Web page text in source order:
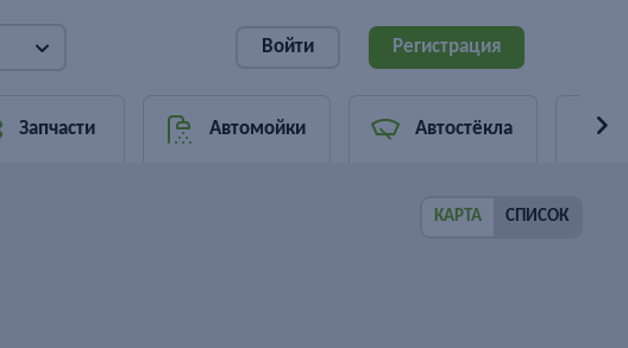
Войти Регистрация
Запчасти Автомойки Автостёкла
КАРТА СПИСОК